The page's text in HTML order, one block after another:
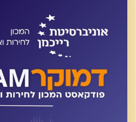
ועל ערוץ 14. על כל אלה ועוד
פרסיקו
קרדיט תמונות:המכון לחירות ואחריות